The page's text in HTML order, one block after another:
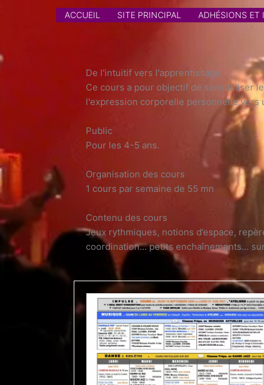
ACCUEIL SITE PRINCIPAL ADHÉSIONS ET
De l'intuitif vers l'apprentissage
Ce cours a pour objectif de sensibiliser
l'expression corporelle personnelle vers
Public
Pour les 4-5 ans.
Organisation des cours
1 cours par semaine de 55 mn
Contenu des cours
Jeux rythmiques, notions d’espace,
coordination... petits enchaînements...